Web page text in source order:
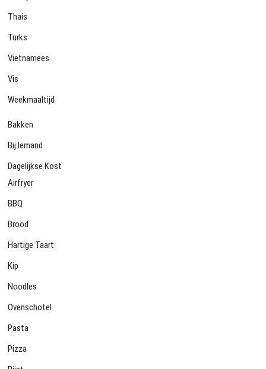
Thais
Turks
Vietnamees
Vis
Weekmaaltijd
Bakken
Bij Iemand
Dagelijkse Kost
Airfryer
BBQ
Brood
Hartige Taart
Kip
Noodles
Ovenschotel
Pasta
Pizza